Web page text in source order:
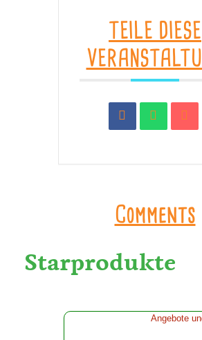
TEILE DIESE
Comments
Starprodukte